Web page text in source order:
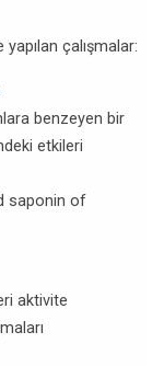
çalışmalar:
benzeyen bir
etkileri
saponin of
aktivite